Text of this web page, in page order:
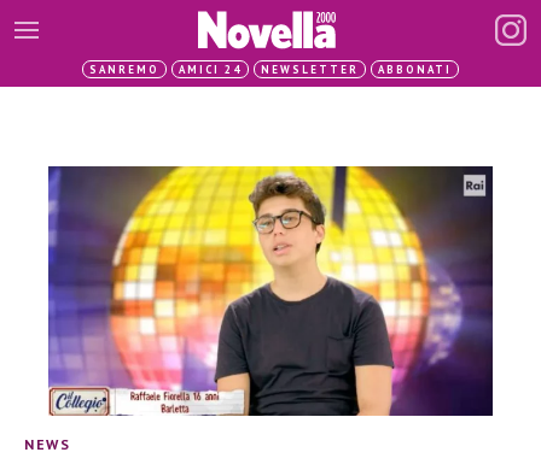
SANREMO AMICI 24 NEWSLETTER ABBONATI
NEWS